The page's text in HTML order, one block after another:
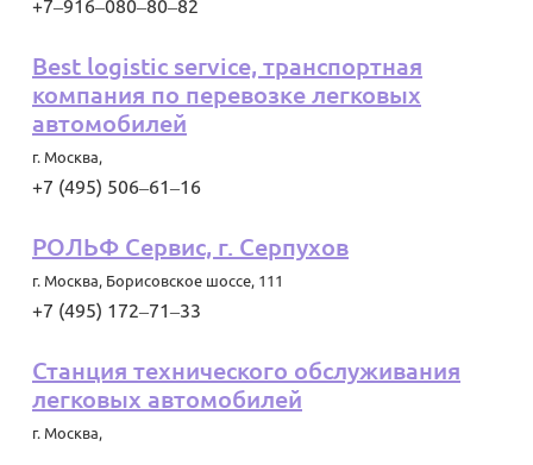
+7‒916‒080‒80‒82
Best logistic service, транспортная
компания по перевозке легковых
автомобилей
г. Москва,
+7 (495) 506‒61‒16
РОЛЬФ Сервис, г. Серпухов
г. Москва, Борисовское шоссе, 111
+7 (495) 172‒71‒33
Станция технического обслуживания
легковых автомобилей
г. Москва,